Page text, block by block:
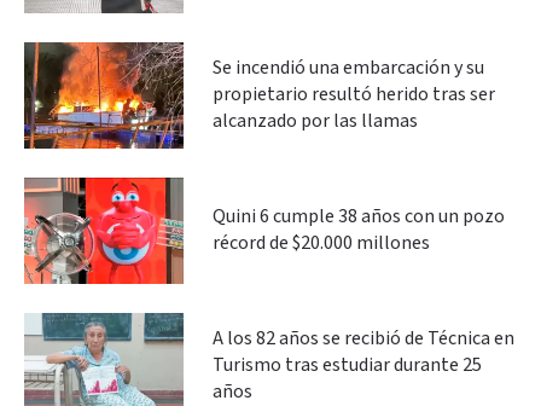
Se incendió una embarcación y su
propietario resultó herido tras ser
alcanzado por las llamas
Quini 6 cumple 38 años con un pozo
récord de $20.000 millones
A los 82 años se recibió de Técnica en
Turismo tras estudiar durante 25
años